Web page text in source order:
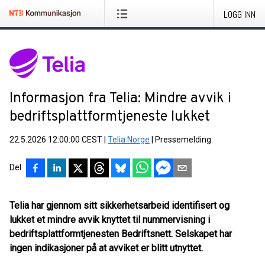
LOGG INN
Informasjon fra Telia: Mindre avvik i
bedriftsplattformtjeneste lukket
22.5.2026 12:00:00 CEST Telia Norge Pressemelding
Del
Telia har gjennom sitt sikkerhetsarbeid identifisert og
lukket et mindre avvik knyttet til nummervisning i
bedriftsplattformtjenesten Bedriftsnett. Selskapet har
ingen indikasjoner på at avviket er blitt utnyttet.